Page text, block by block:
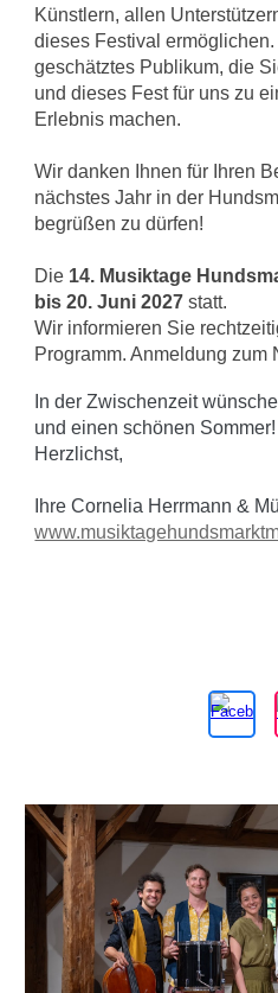
Künstlern, allen
dieses Festival
geschätztes Publikum, die
und dieses Fest für uns zu
Erlebnis machen.
Wir danken Ihnen für Ihren
nächstes Jahr in der
begrüßen zu dürfen!
Die 14. Musiktage
bis 20. Juni 2027statt.
Wir informieren Sie
Programm. Anmeldung zum
In der Zwischenzeit
und einen schönen Sommer!
Herzlichst,
Ihre Cornelia Herrmann &